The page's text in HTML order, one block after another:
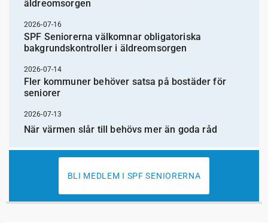
äldreomsorgen
2026-07-16
SPF Seniorerna välkomnar obligatoriska
bakgrundskontroller i äldreomsorgen
2026-07-14
Fler kommuner behöver satsa på bostäder för
seniorer
2026-07-13
När värmen slår till behövs mer än goda råd
BLI MEDLEM I SPF SENIORERNA